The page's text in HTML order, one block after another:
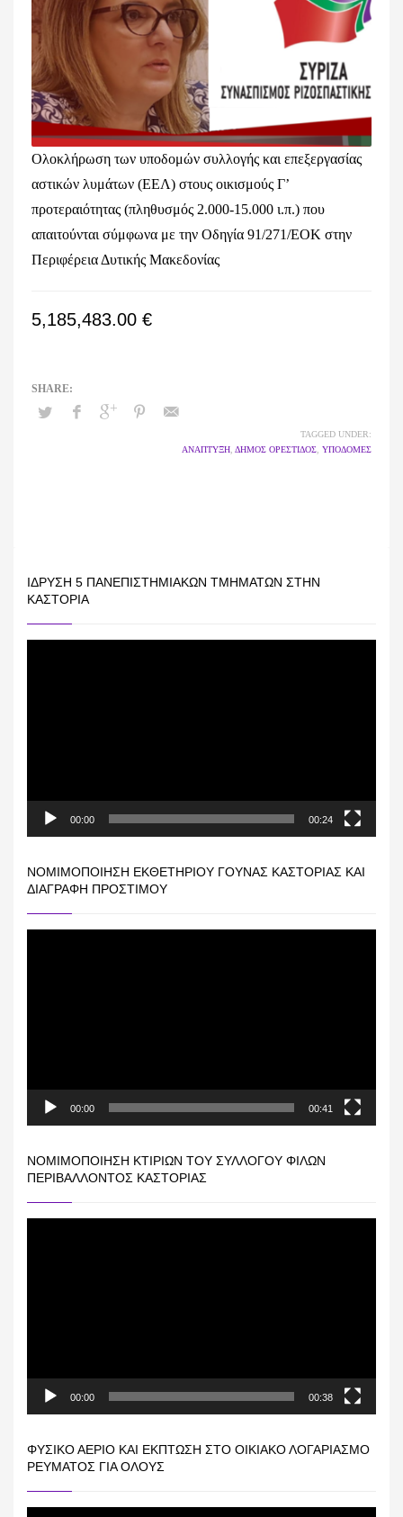
Ολοκλήρωση των υποδομών συλλογής και επεξεργασίας
αστικών λυμάτων (ΕΕΛ) στους οικισμούς Γ’
προτεραιότητας (πληθυσμός 2.000-15.000 ι.π.) που
απαιτούνται σύμφωνα με την Οδηγία 91/271/ΕΟΚ στην
Περιφέρεια Δυτικής Μακεδονίας
5,185,483.00 €
TAGGED UNDER:
ΑΝΑΠΤΥΞΗ, ΔΗΜΟΣ ΟΡΕΣΤΙΔΟΣ, ΥΠΟΔΟΜΕΣ
ΊΔΡΥΣΗ 5 ΠΑΝΕΠΙΣΤΗΜΙΑΚΏΝ ΤΜΗΜΆΤΩΝ ΣΤΗΝ
ΚΑΣΤΟΡΙΆ
00:00 00:24
ΝΟΜΙΜΟΠΟΊΗΣΗ ΕΚΘΕΤΗΡΊΟΥ ΓΟΎΝΑΣ ΚΑΣΤΟΡΙΆΣ ΚΑΙ
ΔΙΑΓΡΑΦΉ ΠΡΟΣΤΊΜΟΥ
00:00 00:41
ΝΟΜΙΜΟΠΟΊΗΣΗ ΚΤΙΡΊΩΝ ΤΟΥ ΣΥΛΛΌΓΟΥ ΦΊΛΩΝ
ΠΕΡΙΒΆΛΛΟΝΤΟΣ ΚΑΣΤΟΡΙΆΣ
00:00 00:38
ΦΥΣΙΚΌ ΑΈΡΙΟ ΚΑΙ ΕΚΠΤΩΣΗ ΣΤΟ ΟΙΚΙΑΚΌ ΛΟΓΑΡΙΑΣΜΌ
ΡΕΎΜΑΤΟΣ ΓΙΑ ΟΛΟΥΣ